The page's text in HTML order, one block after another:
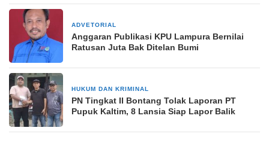
ADVETORIAL
Anggaran Publikasi KPU Lampura Bernilai
Ratusan Juta Bak Ditelan Bumi
HUKUM DAN KRIMINAL
PN Tingkat II Bontang Tolak Laporan PT
Pupuk Kaltim, 8 Lansia Siap Lapor Balik